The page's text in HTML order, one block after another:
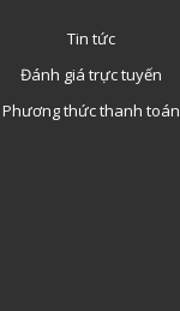
Tin tức
Đánh giá trực tuyến
Phương thức thanh toán